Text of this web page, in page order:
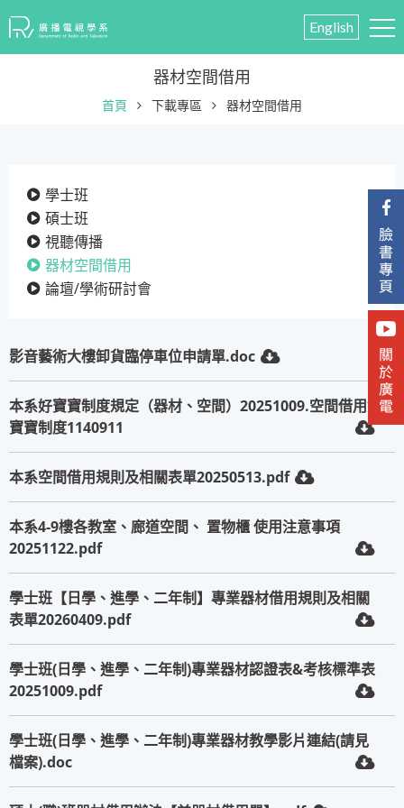
English
器材空間借用
首頁 下載專區 器材空間借用
學士班
碩士班
視聽傳播
器材空間借用
論壇/學術研討會
影音藝術大樓卸貨臨停車位申請單.doc
本系好寶寶制度規定（器材、空間）20251009.空間借用好
寶寶制度1140911
本系空間借用規則及相關表單20250513.pdf
本系4-9樓各教室、廊道空間、 置物櫃 使用注意事項
20251122.pdf
學士班【日學、進學、二年制】專業器材借用規則及相關
表單20260409.pdf
學士班(日學、進學、二年制)專業器材認證表&考核標準表
20251009.pdf
學士班(日學、進學、二年制)專業器材教學影片連結(請見
檔案).doc